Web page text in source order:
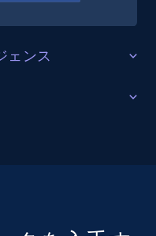
今すぐ購入
ェンス
ィング活動の追
EV普及が徐々に進む